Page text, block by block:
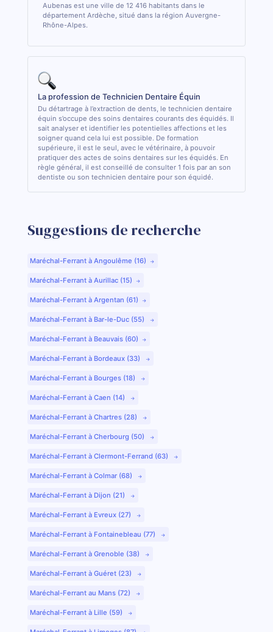
Aubenas est une ville de 12 416 habitants dans le
département Ardèche, situé dans la région Auvergne-
Rhône-Alpes.
La profession de Technicien Dentaire Équin
Du détartrage à l’extraction de dents, le technicien dentaire
équin s’occupe des soins dentaires courants des équidés. Il
sait analyser et identifier les potentielles affections et les
soigner quand cela lui est possible. De formation
supérieure, il est le seul, avec le vétérinaire, à pouvoir
pratiquer des actes de soins dentaires sur les équidés. En
règle général, il est conseillé de consulter 1 fois par an son
dentiste ou son technicien dentaire pour son équidé.
Suggestions de recherche
Maréchal-Ferrant à Angoulême (16)
Maréchal-Ferrant à Aurillac (15)
Maréchal-Ferrant à Argentan (61)
Maréchal-Ferrant à Bar-le-Duc (55)
Maréchal-Ferrant à Beauvais (60)
Maréchal-Ferrant à Bordeaux (33)
Maréchal-Ferrant à Bourges (18)
Maréchal-Ferrant à Caen (14)
Maréchal-Ferrant à Chartres (28)
Maréchal-Ferrant à Cherbourg (50)
Maréchal-Ferrant à Clermont-Ferrand (63)
Maréchal-Ferrant à Colmar (68)
Maréchal-Ferrant à Dijon (21)
Maréchal-Ferrant à Evreux (27)
Maréchal-Ferrant à Fontainebleau (77)
Maréchal-Ferrant à Grenoble (38)
Maréchal-Ferrant à Guéret (23)
Maréchal-Ferrant au Mans (72)
Maréchal-Ferrant à Lille (59)